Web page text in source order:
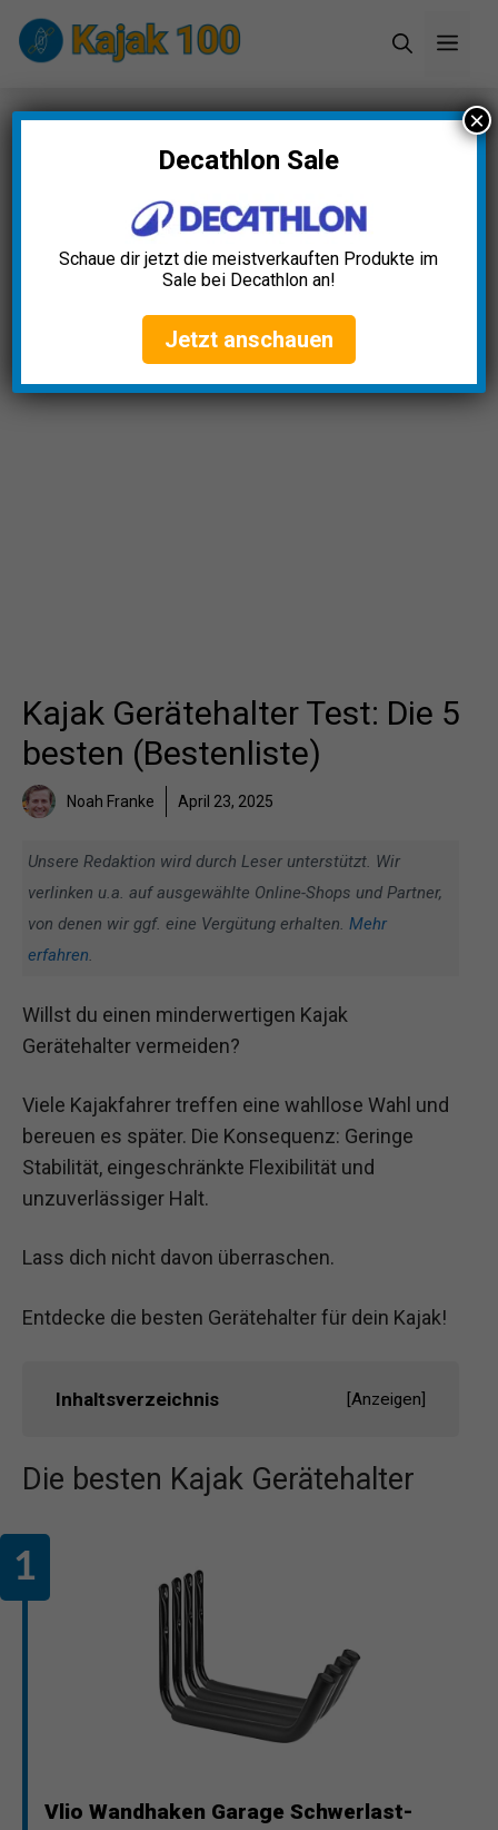
Zum
Inhalt
Startseite»Blog»Kajak Gerätehalter Test: Die 5
besten (Bestenliste)
Kajak Gerätehalter Test: Die 5
besten (Bestenliste)
Noah Franke April 23, 2025
Unsere Redaktion wird durch Leser unterstützt. Wir
verlinken u.a. auf ausgewählte Online-Shops und Partner,
von denen wir ggf. eine Vergütung erhalten. Mehr
erfahren.
Willst du einen minderwertigen Kajak
Gerätehalter vermeiden?
Viele Kajakfahrer treffen eine wahllose Wahl und
bereuen es später. Die Konsequenz: Geringe
Stabilität, eingeschränkte Flexibilität und
unzuverlässiger Halt.
Lass dich nicht davon überraschen.
Entdecke die besten Gerätehalter für dein Kajak!
Inhaltsverzeichnis [Anzeigen]
Die besten Kajak Gerätehalter
Vlio Wandhaken Garage Schwerlast-
Decathlon Sale
Schaue dir jetzt die meistverkauften Produkte im
Sale bei Decathlon an!
Jetzt anschauen
×